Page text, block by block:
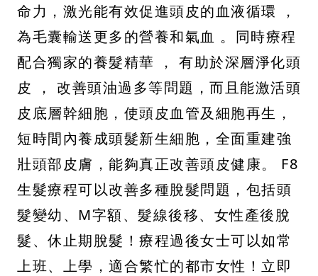
命力，激光能有效促進頭皮的血液循環 ，
為毛囊輸送更多的營養和氣血 。同時療程
配合獨家的養髮精華 ， 有助於深層淨化頭
皮 ， 改善頭油過多等問題，而且能激活頭
皮底層幹細胞，使頭皮血管及細胞再生，
短時間內養成頭髮新生細胞，全面重建強
壯頭部皮膚，能夠真正改善頭皮健康。 F8
生髮療程可以改善多種脫髮問題，包括頭
髮變幼、M字額、髮線後移、女性產後脫
髮、休止期脫髮！療程過後女士可以如常
上班、上學，適合繁忙的都市女性！立即